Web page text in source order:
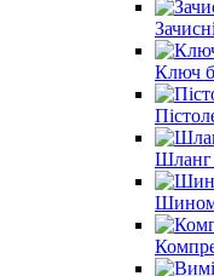
Ключ
Шланг